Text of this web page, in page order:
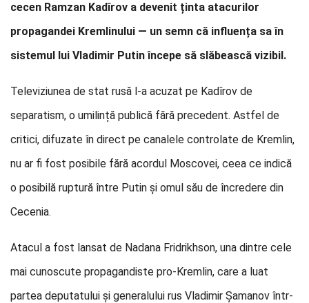
cecen Ramzan Kadîrov a devenit ținta atacurilor
propagandei Kremlinului — un semn că influența sa în
sistemul lui Vladimir Putin începe să slăbească vizibil.
Televiziunea de stat rusă l-a acuzat pe Kadîrov de
separatism, o umilință publică fără precedent. Astfel de
critici, difuzate în direct pe canalele controlate de Kremlin,
nu ar fi fost posibile fără acordul Moscovei, ceea ce indică
o posibilă ruptură între Putin și omul său de încredere din
Cecenia.
Atacul a fost lansat de Nadana Fridrikhson, una dintre cele
mai cunoscute propagandiste pro-Kremlin, care a luat
partea deputatului și generalului rus Vladimir Șamanov într-